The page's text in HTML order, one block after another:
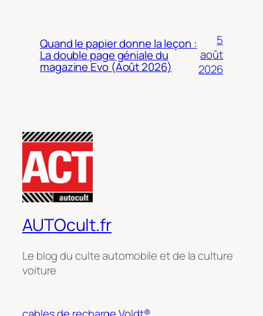
Quand le papier donne la leçon :
La double page géniale du
magazine Evo (Août 2026)
5
août
2026
AUTOcult.fr
Le blog du culte automobile et de la culture
voiture